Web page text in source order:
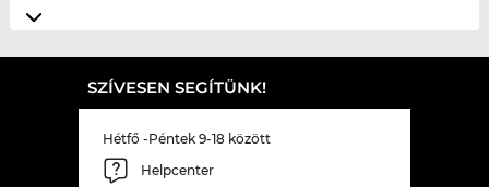
SZÍVESEN SEGÍTÜNK!
Hétfő -Péntek 9-18 között
Helpcenter